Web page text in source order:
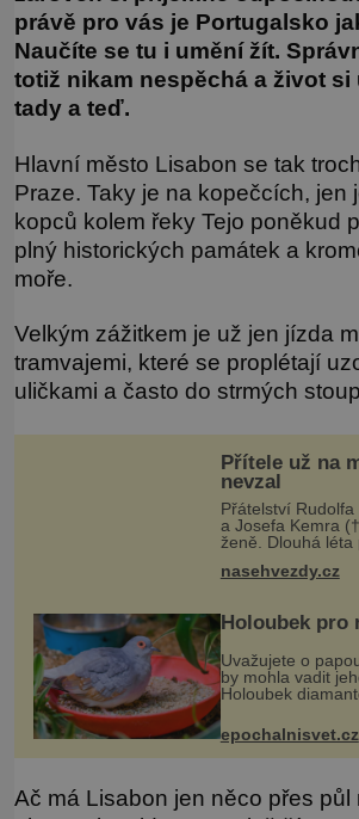
právě pro vás je Portugalsko
Naučíte se tu i umění žít.
totiž nikam nespěchá a život si
tady a teď.
Hlavní město Lisabon se tak
Praze. Taky je na kopečcích, jen
kopců kolem řeky Tejo poněkud
plný historických památek a
moře.
Velkým zážitkem je už jen jízda
tramvajemi, které se proplétají
uličkami a často do strmých
Přítele už na
nevzal
Přátelství
a Josefa Kemra
ženě. Dlouhá léta
Národního divadla
nasehvezdy.cz
Holoubek pro
Uvažujete o
by mohla vadit
Holoubek
roztomilý a hodí
začátečníky.
epochalnisvet.cz
Ač má Lisabon jen něco přes půl